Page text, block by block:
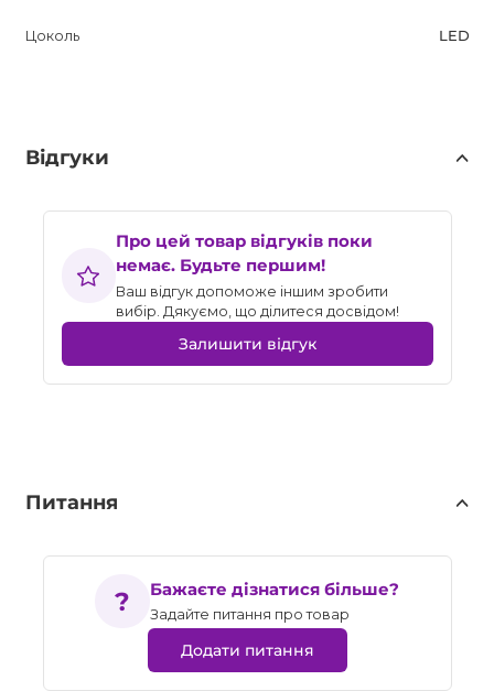
Цоколь LED
Відгуки
Про цей товар відгуків поки
немає. Будьте першим!
Ваш відгук допоможе іншим зробити
вибір. Дякуємо, що ділитеся досвідом!
Залишити відгук
Питання
Бажаєте дізнатися більше?
Задайте питання про товар
Додати питання